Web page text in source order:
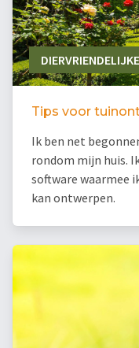
Tips voor
Ik ben net
rondom mijn huis.
software waarmee
kan ontwerpen.